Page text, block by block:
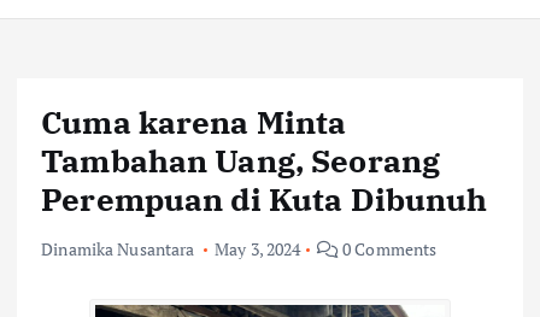
Cuma karena Minta
Tambahan Uang, Seorang
Perempuan di Kuta Dibunuh
Dinamika Nusantara May 3, 2024 0 Comments